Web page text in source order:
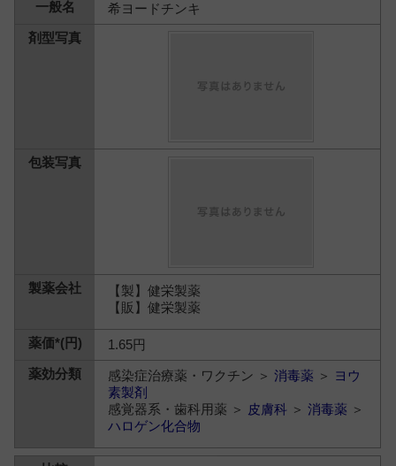
希ヨードチンキ
【製】健栄製薬
【販】健栄製薬
1.65円
感染症治療薬・ワクチン ＞消毒薬 ＞ ヨウ
素製剤
感覚器系・歯科用薬 ＞ 皮膚科 ＞消毒薬 ＞
ハロゲン化合物